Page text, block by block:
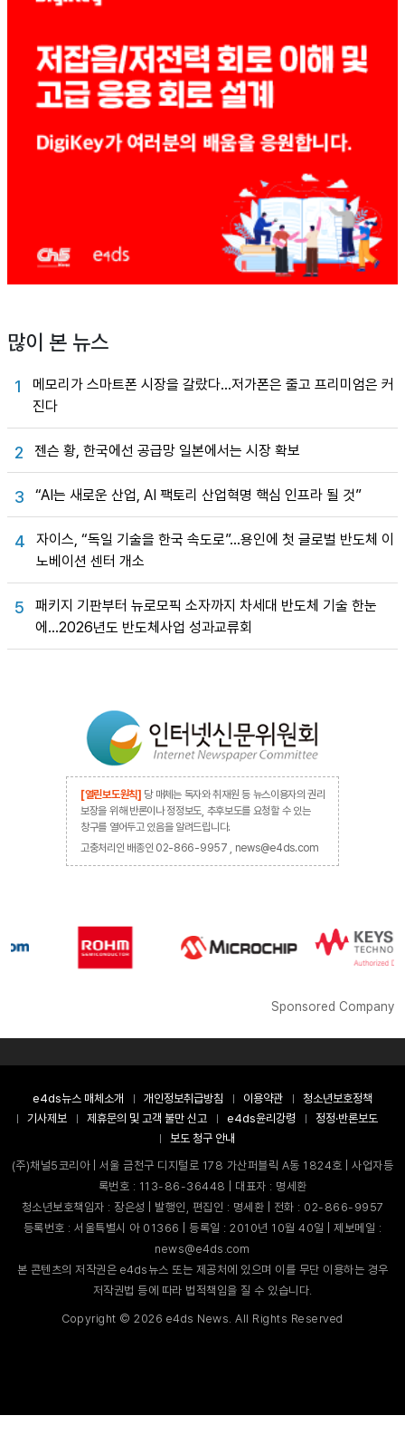
많이 본 뉴스
1
메모리가 스마트폰 시장을 갈랐다…저가폰은 줄고 프리미엄은 커
진다
2 젠슨 황, 한국에선 공급망 일본에서는 시장 확보
3 “AI는 새로운 산업, AI 팩토리 산업혁명 핵심 인프라 될 것”
4
자이스, “독일 기술을 한국 속도로”…용인에 첫 글로벌 반도체 이
노베이션 센터 개소
5
패키지 기판부터 뉴로모픽 소자까지 차세대 반도체 기술 한눈
에…2026년도 반도체사업 성과교류회
[열린보도원칙] 당 매체는 독자와 취재원 등 뉴스이용자의 권리
보장을 위해 반론이나 정정보도, 추후보도를 요청할 수 있는
창구를 열어두고 있음을 알려드립니다.
고충처리인 배종인 02-866-9957 , news@e4ds.com
Sponsored Company
e4ds뉴스 매체소개 개인정보취급방침 이용약관
청소년보호정책
기사제보
제휴문의 및 고객 불만 신고 e4ds윤리강령
정정·반론보도
보도 청구 안내
(주)채널5코리아 | 서울 금천구 디지털로 178 가산퍼블릭 A동 1824호 | 사업자등
록번호 : 113-86-36448 | 대표자 : 명세환
청소년보호책임자 : 장은성 | 발행인, 편집인 : 명세환 | 전화 : 02-866-9957
등록번호 : 서울특별시 아 01366 | 등록일 : 2010년 10월 40일 | 제보메일 :
news@e4ds.com
본 콘텐츠의 저작권은 e4ds뉴스 또는 제공처에 있으며 이를 무단 이용하는 경우
저작권법 등에 따라 법적책임을 질 수 있습니다.
Copyright ©2026 e4ds News. All Rights Reserved